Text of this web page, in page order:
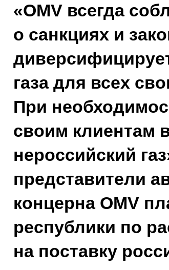
«OMV всегда
о санкциях и
газа для всех
При
своим клиентам
нероссийский
представители
концерна OMV
республики по
на поставку